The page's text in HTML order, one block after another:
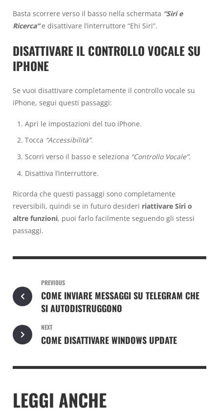
Basta scorrere verso il basso nella schermata “Siri e
Ricerca”e disattivare l’interruttore “Ehi Siri”.
DISATTIVARE IL CONTROLLO VOCALE SU
IPHONE
Se vuoi disattivare completamente il controllo vocale su
iPhone, segui questi passaggi:
Apri le impostazioni del tuo iPhone.
Tocca “Accessibilità”.
Scorri verso il basso e seleziona “Controllo Vocale”.
Disattiva l’interruttore.
Ricorda che questi passaggi sono completamente
reversibili, quindi se in futuro desideri riattivare Siri o
altre funzioni, puoi farlo facilmente seguendo gli stessi
passaggi.
PREVIOUS
COME INVIARE MESSAGGI SU TELEGRAM CHE
SI AUTODISTRUGGONO
NEXT
COME DISATTIVARE WINDOWS UPDATE
LEGGI ANCHE